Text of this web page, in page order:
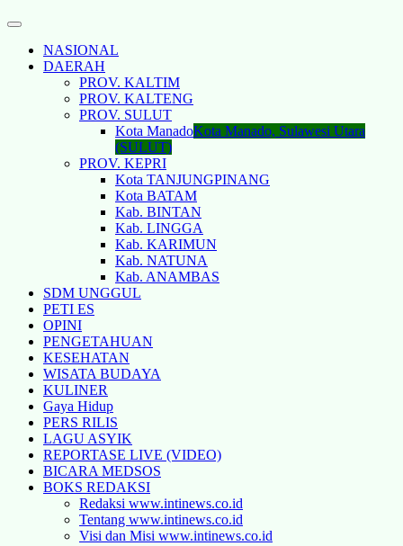
NASIONAL
DAERAH
PROV. KALTIM
PROV. KALTENG
PROV. SULUT
Kota ManadoKota Manado, Sulawesi Utara
(SULUT)
PROV. KEPRI
Kota TANJUNGPINANG
Kota BATAM
Kab. BINTAN
Kab. LINGGA
Kab. KARIMUN
Kab. NATUNA
Kab. ANAMBAS
SDM UNGGUL
PETI ES
OPINI
PENGETAHUAN
KESEHATAN
WISATA BUDAYA
KULINER
Gaya Hidup
PERS RILIS
LAGU ASYIK
REPORTASE LIVE (VIDEO)
BICARA MEDSOS
BOKS REDAKSI
Redaksi www.intinews.co.id
Tentang www.intinews.co.id
Visi dan Misi www.intinews.co.id